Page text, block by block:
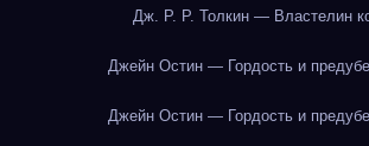
Дж. Р. Р. Толкин — Властелин
Джейн Остин — Гордость и
Джейн Остин — Гордость и